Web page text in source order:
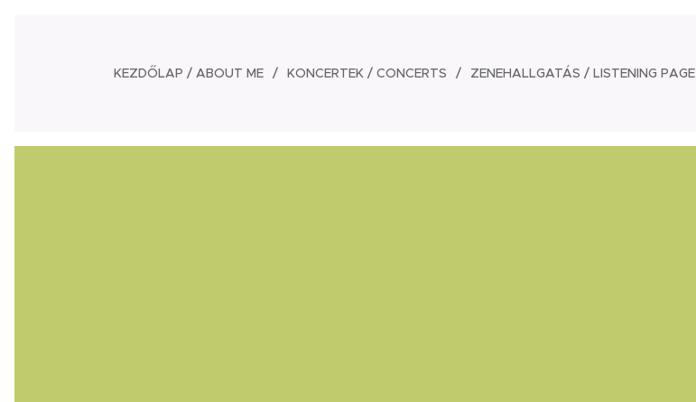
KEZDŐLAP / ABOUT ME KONCERTEK / CONCERTS ZENEHALLGATÁS / LISTENING PAGE